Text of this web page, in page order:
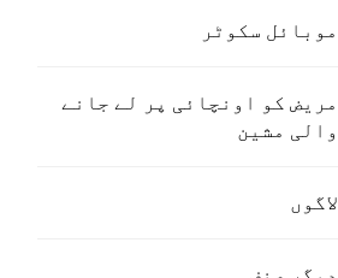
موبائل سکوٹر
مریض کو اونچائی پر لے جانے
والی مشین
لاگوں